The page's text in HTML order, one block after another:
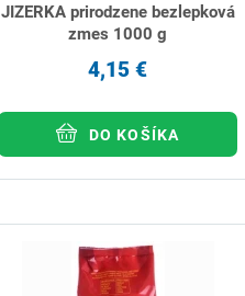
JIZERKA prirodzene bezlepková
zmes 1000 g
4,15 €
DO KOŠÍKA